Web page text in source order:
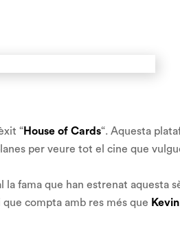
“House of Cards“. Aquesta
per veure tot el cine que
fama que han estrenat aquesta
compta amb res més que